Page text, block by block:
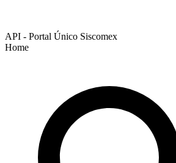
API - Portal Único Siscomex
Home